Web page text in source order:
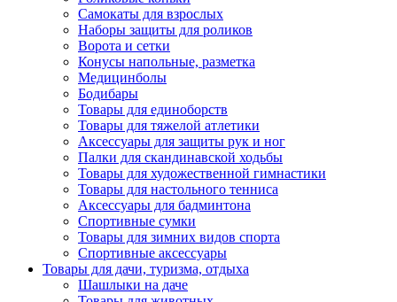
Самокаты для взрослых
Наборы защиты для роликов
Ворота и сетки
Конусы напольные, разметка
Медицинболы
Бодибары
Товары для единоборств
Товары для тяжелой атлетики
Аксессуары для защиты рук и ног
Палки для скандинавской ходьбы
Товары для художественной гимнастики
Товары для настольного тенниса
Аксессуары для бадминтона
Спортивные сумки
Товары для зимних видов спорта
Спортивные аксессуары
Товары для дачи, туризма, отдыха
Шашлыки на даче